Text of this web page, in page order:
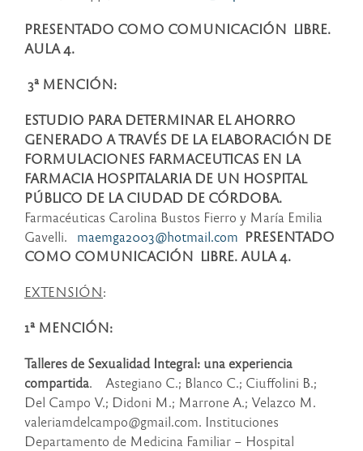
PRESENTADO COMO COMUNICACIÓN LIBRE.
AULA 4.
3ª MENCIÓN:
ESTUDIO PARA DETERMINAR EL AHORRO
GENERADO A TRAVÉS DE LA ELABORACIÓN DE
FORMULACIONES FARMACEUTICAS EN LA
FARMACIA HOSPITALARIA DE UN HOSPITAL
PÚBLICO DE LA CIUDAD DE CÓRDOBA.
Farmacéuticas Carolina Bustos Fierro y María Emilia
Gavelli. maemga2003@hotmail.com PRESENTADO
COMO COMUNICACIÓN LIBRE. AULA 4.
EXTENSIÓN:
1ª MENCIÓN:
Talleres de Sexualidad Integral: una experiencia
compartida. Astegiano C.; Blanco C.; Ciuffolini B.;
Del Campo V.; Didoni M.; Marrone A.; Velazco M.
valeriamdelcampo@gmail.com. Instituciones
Departamento de Medicina Familiar – Hospital